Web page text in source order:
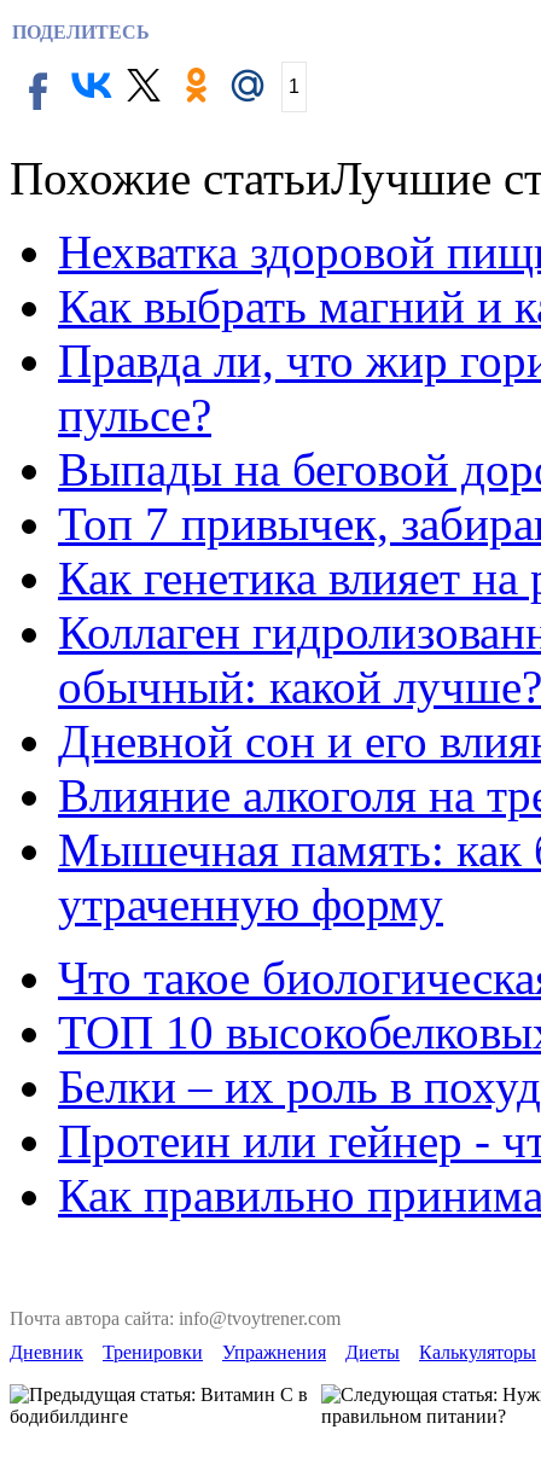
ПОДЕЛИТЕСЬ
1
Похожие статьиЛучшие
Нехватка здоровой
Как выбрать магний и
Правда ли, что жир
пульсе?
Выпады на беговой
Топ 7 привычек,
Как генетика влияет
Коллаген
обычный: какой лучше?
Дневной сон и его
Влияние алкоголя на
Мышечная память: как
утраченную форму
Что такое
ТОП 10
Белки – их роль в
Протеин или гейнер -
Как правильно
Почта автора сайта: info@tvoytrener.com
Дневник
Тренировки Упражнения Диеты Калькуляторы